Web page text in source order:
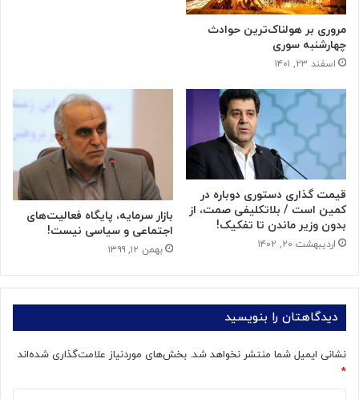
مروری بر هولناک‌ترین حوادث
چهارشنبه سوری
اسفند ۲۳, ۱۴۰۱
قیمت گذاری دستوری دوباره در
کمین است / بلاتکلیفی صمت، از
بدون وزیر ماندن تا تفکیک!
اردیبهشت ۲۰, ۱۴۰۲
بازار سرمایه، پایگاه فعالیت‌های
اجتماعی و سیاسی نیست!
بهمن ۱۲, ۱۳۹۹
دیدگاهتان را بنویسید
نشانی ایمیل شما منتشر نخواهد شد. بخش‌های موردنیاز علامت‌گذاری شده‌اند
*